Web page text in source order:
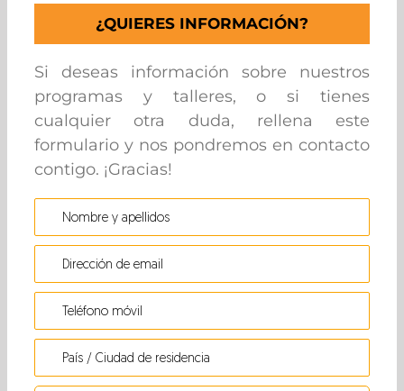
¿QUIERES INFORMACIÓN?
Si deseas información sobre nuestros
programas y talleres, o si tienes
cualquier otra duda, rellena este
formulario y nos pondremos en contacto
contigo. ¡Gracias!